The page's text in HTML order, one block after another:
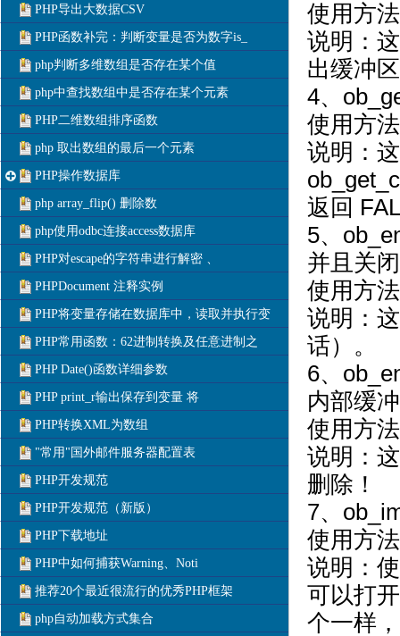
PHP导出大数据CSV
PHP函数补完：判断变量是否为数字is_
php判断多维数组是否存在某个值
php中查找数组中是否存在某个元素
PHP二维数组排序函数
php 取出数组的最后一个元素
PHP操作数据库
php array_flip() 删除数
php使用odbc连接access数据库
PHP对escape的字符串进行解密 、
PHPDocument 注释实例
PHP将变量存储在数据库中，读取并执行变
PHP常用函数：62进制转换及任意进制之
PHP Date()函数详细参数
PHP print_r输出保存到变量 将
PHP转换XML为数组
"常用"国外邮件服务器配置表
PHP开发规范
PHP开发规范（新版）
PHP下载地址
PHP中如何捕获Warning、Noti
推荐20个最近很流行的优秀PHP框架
php自动加载方式集合
使用方
说明：
出缓冲
4、
使用方
说明：
返回
5、
并且关
使用方
说明：
话）。
6、
内部缓
使用方
说明：
删除！
7、
使用方
说明：
可以打
个一样